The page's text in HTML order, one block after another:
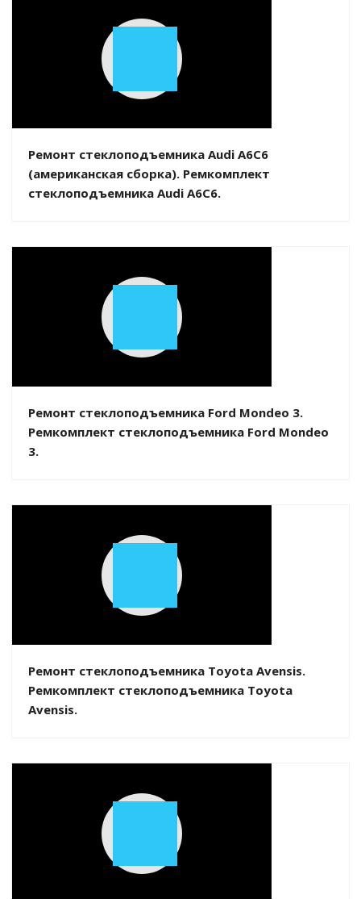
Play
Ремонт стеклоподъемника Audi A6C6
(американская сборка). Ремкомплект
стеклоподъемника Audi A6C6.
Play
Ремонт стеклоподъемника Ford Mondeo 3.
Ремкомплект стеклоподъемника Ford Mondeo
3.
Play
Ремонт стеклоподъемника Toyota Avensis.
Ремкомплект стеклоподъемника Toyota
Avensis.
Play